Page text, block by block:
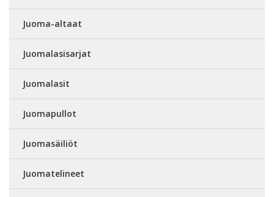
Juoma-altaat
Juomalasisarjat
Juomalasit
Juomapullot
Juomasäiliöt
Juomatelineet